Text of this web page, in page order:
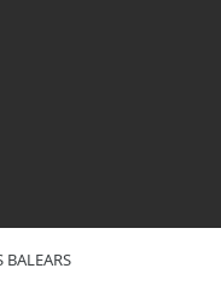
BALEARS